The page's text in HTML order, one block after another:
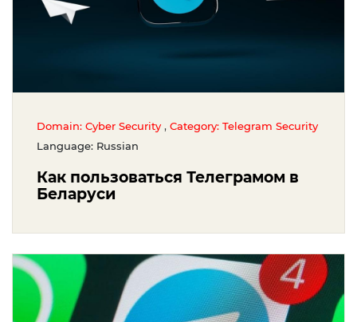
Domain: Cyber Security , Category: Telegram Security
Language: Russian
Как пользоваться Телеграмом в
Беларуси